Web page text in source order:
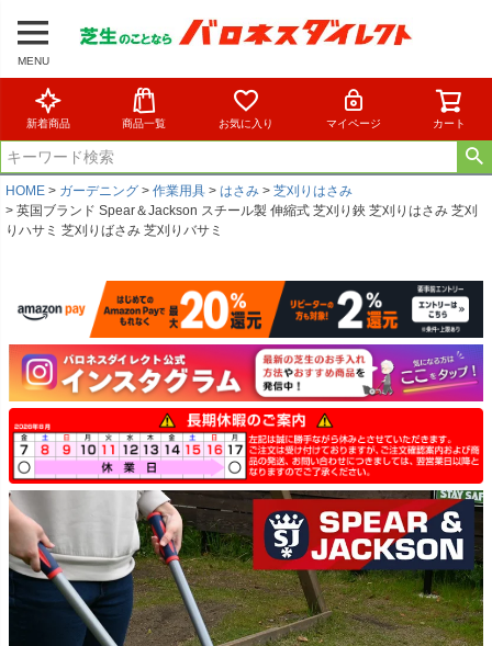
MENU
新着商品 商品一覧 お気に入り マイページ カート
HOME ガーデニング 作業用具 はさみ
芝刈りはさみ
英国ブランド Spear＆Jackson スチール製 伸縮式 芝刈り鋏 芝刈りはさみ 芝刈
りハサミ 芝刈りばさみ 芝刈りバサミ